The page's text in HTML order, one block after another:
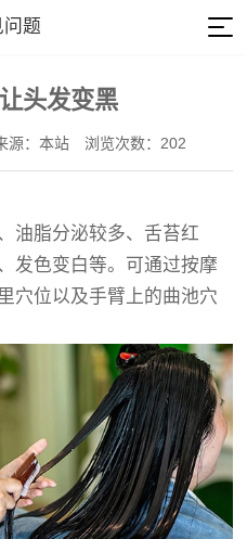
问题
头发变黑
源：本站 浏览次数：202
油脂分泌较多、舌苔红
发色变白等。可通过按摩
穴位以及手臂上的曲池穴